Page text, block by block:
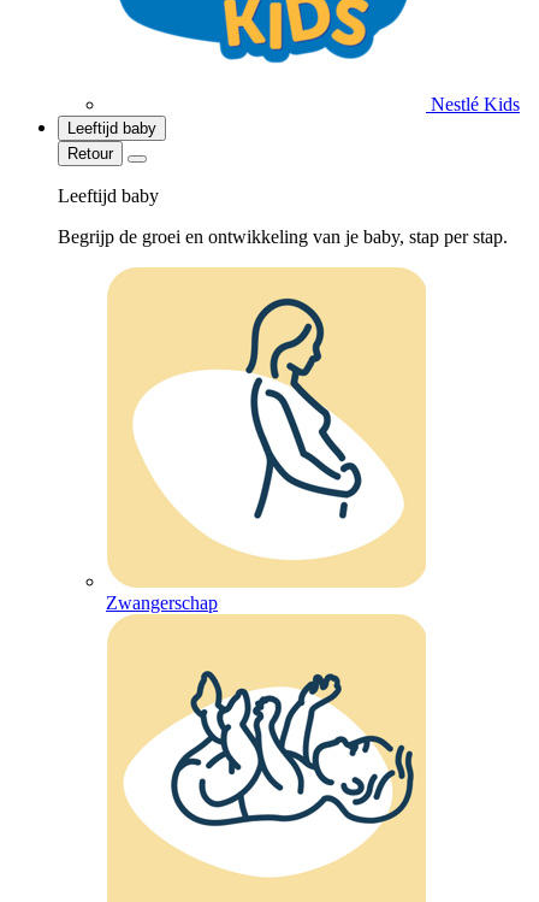
Nestlé Kids
Leeftijd baby
Retour
Leeftijd baby
Begrijp de groei en ontwikkeling van je baby, stap per stap.
Zwangerschap